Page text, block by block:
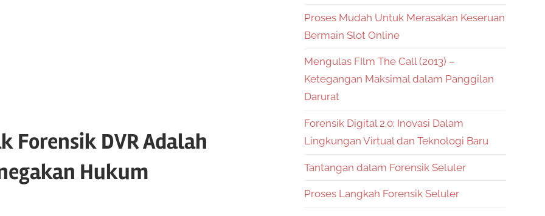
Forensik DVR Adalah
Hukum
Proses Mudah Untuk Merasakan Keseruan
Bermain Slot Online
Mengulas FIlm The Call (2013) –
Ketegangan Maksimal dalam Panggilan
Darurat
Forensik Digital 2.0: Inovasi Dalam
Lingkungan Virtual dan Teknologi Baru
Tantangan dalam Forensik Seluler
Proses Langkah Forensik Seluler